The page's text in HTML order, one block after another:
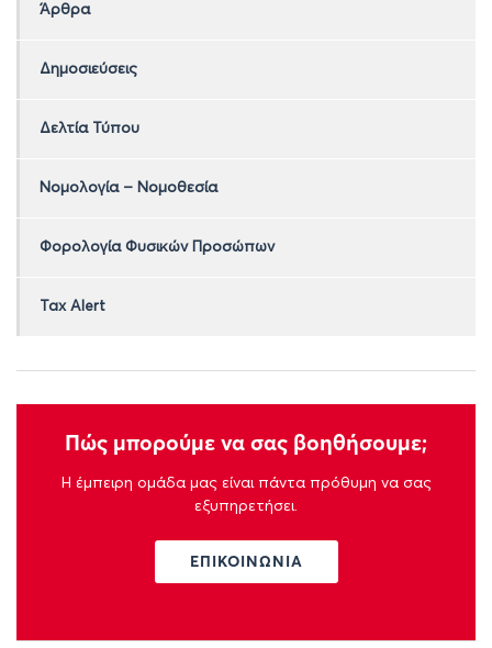
Άρθρα
Δημοσιεύσεις
Δελτία Τύπου
Νομολογία – Νομοθεσία
Φορολογία Φυσικών Προσώπων
Tax Alert
Πώς μπορούμε να σας βοηθήσουμε;
Η έμπειρη ομάδα μας είναι πάντα πρόθυμη να σας
εξυπηρετήσει.
ΕΠΙΚΟΙΝΩΝΙΑ